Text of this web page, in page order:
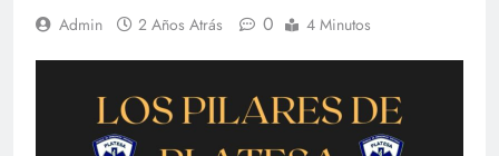
Admin 2 Años Atrás 0 4 Minutos